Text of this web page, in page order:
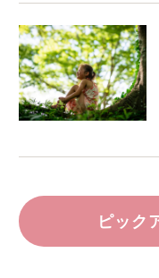
ピック